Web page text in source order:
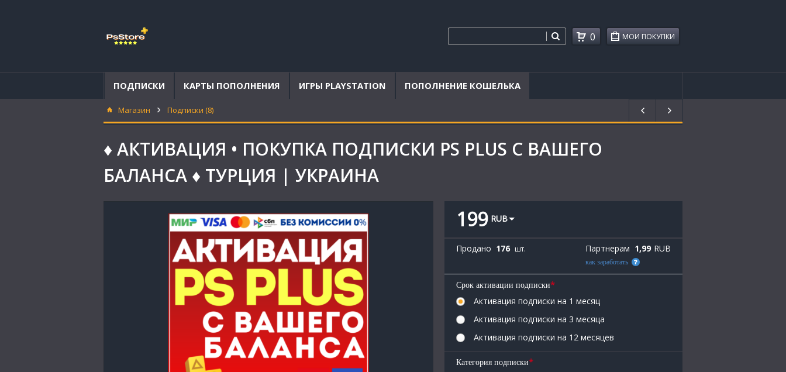
МОИ ПОКУПКИ
0
ПОДПИСКИ КАРТЫ ПОПОЛНЕНИЯ ИГРЫ PLAYSTATION ПОПОЛНЕНИЕ КОШЕЛЬКА
Магазин Подписки (8)
♦️ АКТИВАЦИЯ • ПОКУПКА ПОДПИСКИ PS PLUS С ВАШЕГО
БАЛАНСА ♦️ ТУРЦИЯ | УКРАИНА
199 RUB
Продано 176 шт. Партнерам 1,99 RUB
как заработать
Срок активации подписки*
Активация подписки на 1 месяц
Активация подписки на 3 месяца
Активация подписки на 12 месяцев
Категория подписки*